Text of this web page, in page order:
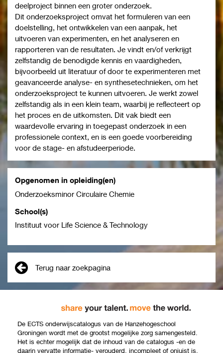
deelproject binnen een groter onderzoek.
Dit onderzoeksproject omvat het formuleren van een
doelstelling, het ontwikkelen van een aanpak, het
uitvoeren van experimenten, en het analyseren en
rapporteren van de resultaten. Je vindt en/of verkrijgt
zelfstandig de benodigde kennis en vaardigheden,
bijvoorbeeld uit literatuur of door te experimenteren met
geavanceerde analyse- en synthesetechnieken, om het
onderzoeksproject te kunnen uitvoeren. Je werkt zowel
zelfstandig als in een klein team, waarbij je reflecteert op
het proces en de uitkomsten. Dit vak biedt een
waardevolle ervaring in toegepast onderzoek in een
professionele context, en is een goede voorbereiding
voor de stage- en afstudeerperiode.
Opgenomen in opleiding(en)
Onderzoeksminor Circulaire Chemie
School(s)
Instituut voor Life Science & Technology
Terug naar zoekpagina
De ECTS onderwijscatalogus van de Hanzehogeschool
Groningen wordt met de grootst mogelijke zorg samengesteld.
Het is echter mogelijk dat de inhoud van de catalogus -en de
daarin vervatte informatie- verouderd, incompleet of onjuist is.